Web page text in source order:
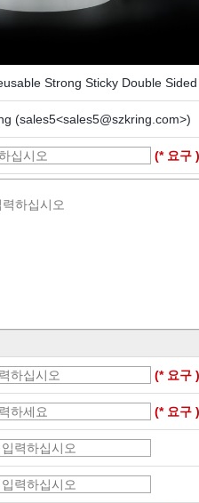
Strong Sticky Double
(sales5<sales5@szkring.com>)
(* 요구 )
(* 요구 )
(* 요구 )